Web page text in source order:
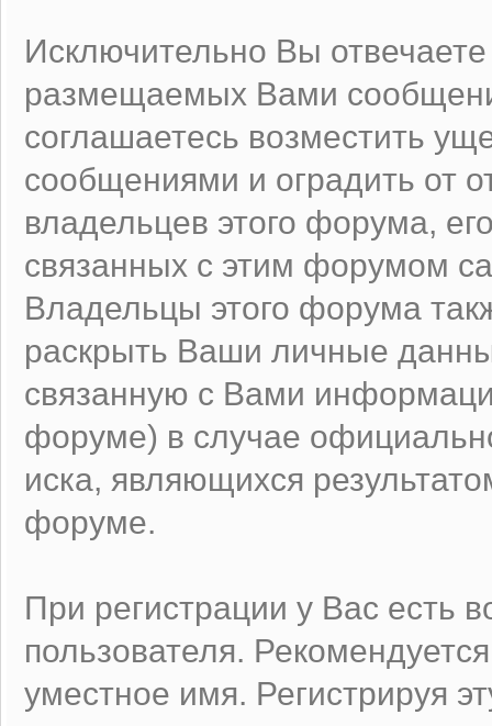
Исключительно Вы
размещаемых Вами
соглашаетесь возместить
сообщениями и оградить от
владельцев этого форума,
связанных с этим форумом
Владельцы этого форума
раскрыть Ваши личные
связанную с Вами
форуме) в случае
иска, являющихся
форуме.
При регистрации у Вас есть
пользователя.
уместное имя. Регистрируя